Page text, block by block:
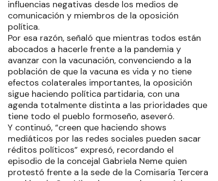
influencias negativas desde los medios de
comunicación y miembros de la oposición
política.
Por esa razón, señaló que mientras todos están
abocados a hacerle frente a la pandemia y
avanzar con la vacunación, convenciendo a la
población de que la vacuna es vida y no tiene
efectos colaterales importantes, la oposición
sigue haciendo política partidaria, con una
agenda totalmente distinta a las prioridades que
tiene todo el pueblo formoseño, aseveró.
Y continuó, “creen que haciendo shows
mediáticos por las redes sociales pueden sacar
réditos políticos” expresó, recordando el
episodio de la concejal Gabriela Neme quien
protestó frente a la sede de la Comisaría Tercera